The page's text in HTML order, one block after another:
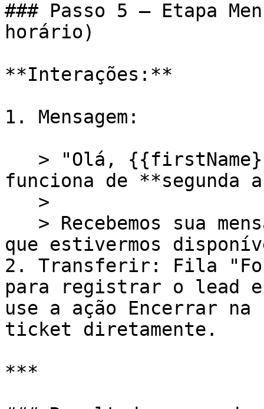
### Passo 5 — Etapa
horário)
**Interações:**
1. Mensagem:
funciona de **segunda
que estivermos
2. Transferir: Fila
para registrar o lead
use a ação Encerrar
ticket diretamente.
***